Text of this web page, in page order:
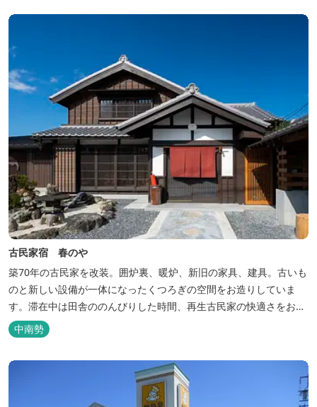
古民家宿 春のや
築70年の古民家を改装。囲炉裏、暖炉、新旧の家具、建具。古いも
のと新しい設備が一体になったくつろぎの空間をお造りしていま
す。滞在中は田舎ののんびりした時間、再生古民家の快適さをお楽
しみください。 【時間】 《 チェックイン 》 15：00～20：00の間
にお願いいたします。 《 チェックアウト 》 10：00まで 【御利用
料金】 一日一組様１棟貸し（定員５名） 一...
中南勢